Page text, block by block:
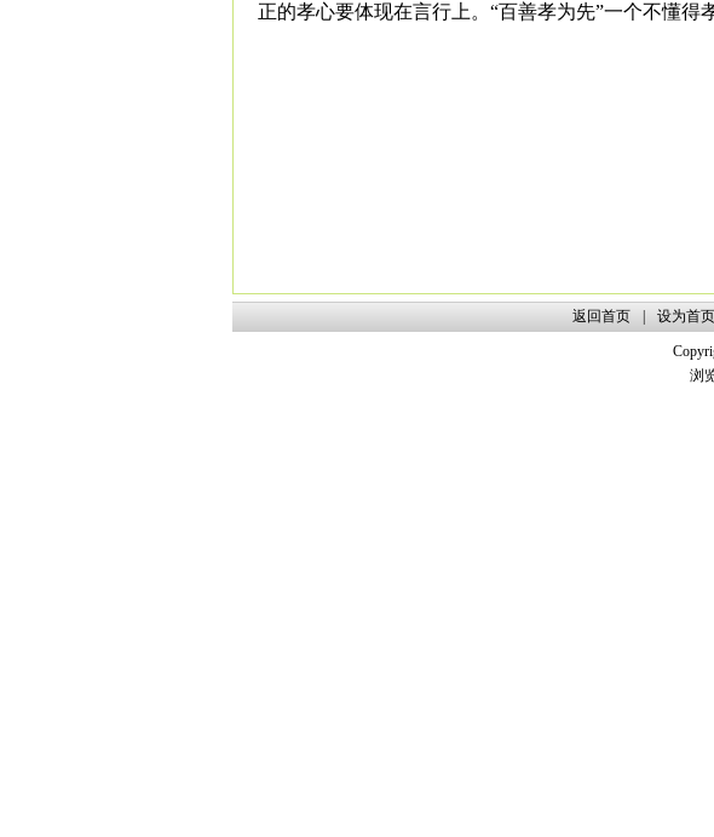
正的孝心要体现在言行上。“百善孝为先”一个不懂
返回首页 设为首页
浏